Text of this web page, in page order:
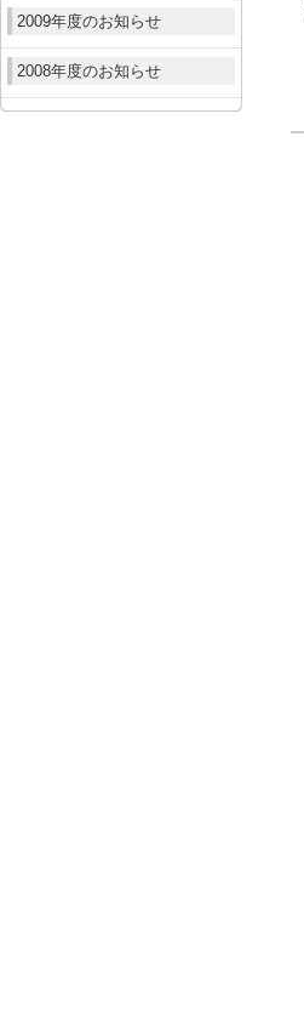
2009年度のお知らせ
2008年度のお知らせ